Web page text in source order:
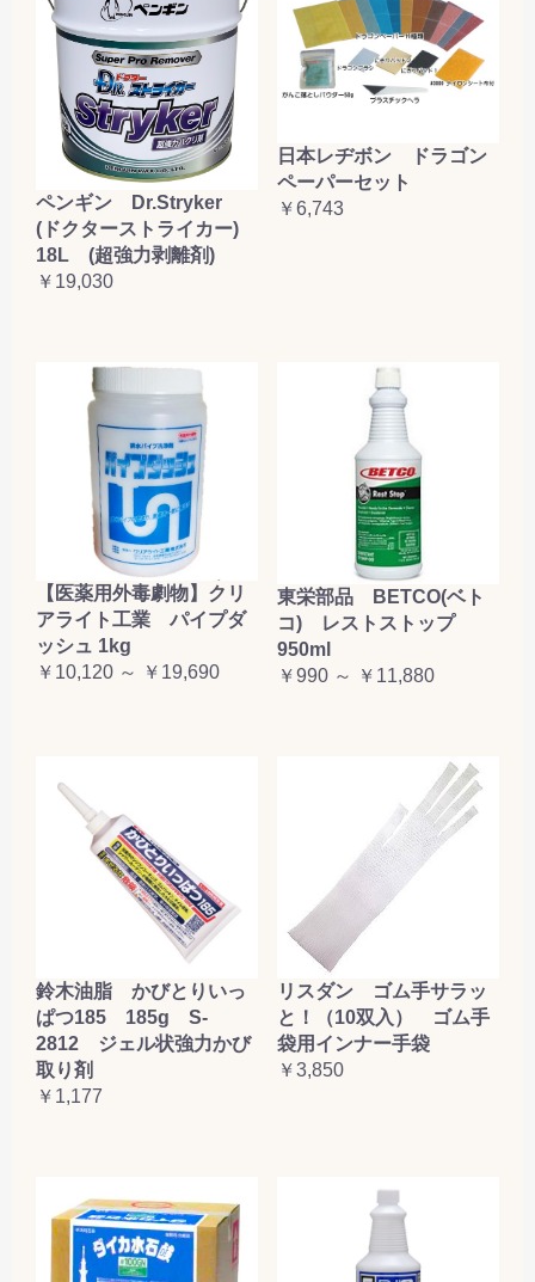
ペンギン Dr.Stryker
(ドクターストライカー)
18L (超強力剥離剤)
￥19,030
日本レヂボン ドラゴン
ペーパーセット
￥6,743
【医薬用外毒劇物】クリ
アライト工業 パイプダ
ッシュ 1kg
￥10,120 ～ ￥19,690
東栄部品 BETCO(ベト
コ) レストストップ
950ml
￥990 ～ ￥11,880
鈴木油脂 かびとりいっ
ぱつ185 185g S-
2812 ジェル状強力かび
取り剤
￥1,177
リスダン ゴム手サラッ
と！（10双入） ゴム手
袋用インナー手袋
￥3,850